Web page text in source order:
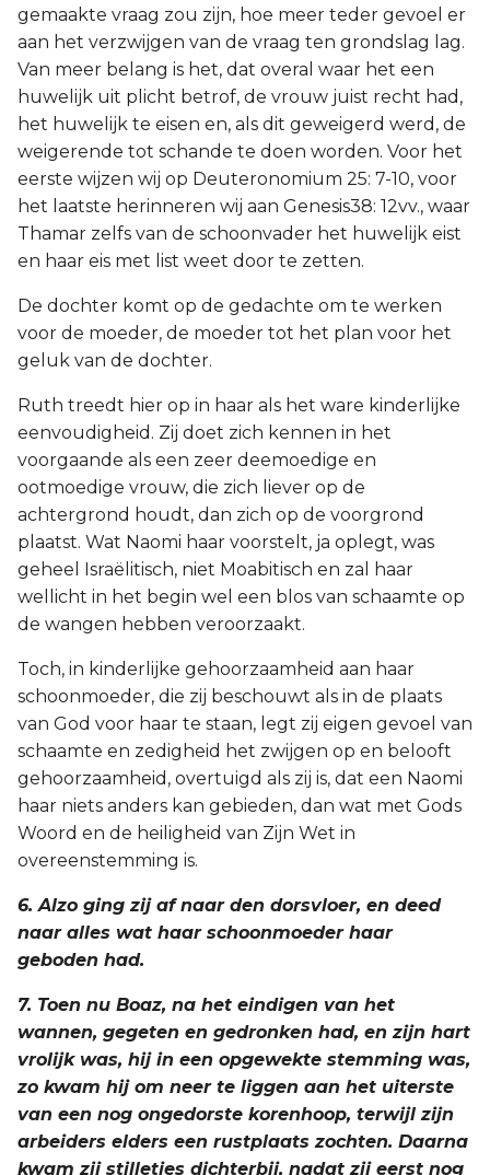
gemaakte vraag zou zijn, hoe meer teder gevoel er
aan het verzwijgen van de vraag ten grondslag lag.
Van meer belang is het, dat overal waar het een
huwelijk uit plicht betrof, de vrouw juist recht had,
het huwelijk te eisen en, als dit geweigerd werd, de
weigerende tot schande te doen worden. Voor het
eerste wijzen wij op Deuteronomium 25: 7-10, voor
het laatste herinneren wij aan Genesis38: 12vv., waar
Thamar zelfs van de schoonvader het huwelijk eist
en haar eis met list weet door te zetten.
De dochter komt op de gedachte om te werken
voor de moeder, de moeder tot het plan voor het
geluk van de dochter.
Ruth treedt hier op in haar als het ware kinderlijke
eenvoudigheid. Zij doet zich kennen in het
voorgaande als een zeer deemoedige en
ootmoedige vrouw, die zich liever op de
achtergrond houdt, dan zich op de voorgrond
plaatst. Wat Naomi haar voorstelt, ja oplegt, was
geheel Israëlitisch, niet Moabitisch en zal haar
wellicht in het begin wel een blos van schaamte op
de wangen hebben veroorzaakt.
Toch, in kinderlijke gehoorzaamheid aan haar
schoonmoeder, die zij beschouwt als in de plaats
van God voor haar te staan, legt zij eigen gevoel van
schaamte en zedigheid het zwijgen op en belooft
gehoorzaamheid, overtuigd als zij is, dat een Naomi
haar niets anders kan gebieden, dan wat met Gods
Woord en de heiligheid van Zijn Wet in
overeenstemming is.
6. Alzo ging zij af naar den dorsvloer, en deed
naar alles wat haar schoonmoeder haar
geboden had.
7. Toen nu Boaz, na het eindigen van het
wannen, gegeten en gedronken had, en zijn hart
vrolijk was, hij in een opgewekte stemming was,
zo kwam hij om neer te liggen aan het uiterste
van een nog ongedorste korenhoop, terwijl zijn
arbeiders elders een rustplaats zochten. Daarna
kwam zij stilletjes dichterbij, nadat zij eerst nog